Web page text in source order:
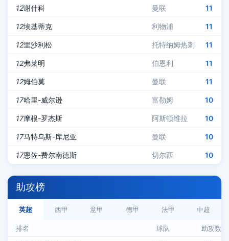
12谢什科 曼联 11
12埃基蒂克 利物浦 11
12里沙利松 托特纳姆热刺 11
12弗莱明 伯恩利 11
12姆伯莫 曼联 11
17哈里-威尔逊 富勒姆 10
17摩根-罗杰斯 阿斯顿维拉 10
17马特乌斯-库尼亚 曼联 10
17恩佐-费尔南德斯 切尔西 10
助攻榜
英超 西甲 意甲 德甲 法甲 中超
排名 球队 助攻数